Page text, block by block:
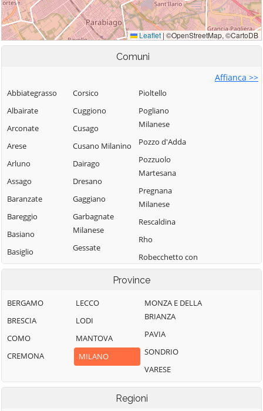
Comuni
Affianca >>
Abbiategrasso
Albairate
Arconate
Arese
Arluno
Assago
Baranzate
Bareggio
Basiano
Basiglio
Bellinzago
Bernate Ticino
Besate
Binasco
Boffalora sopra
Bollate
Corsico
Cuggiono
Cusago
Cusano Milanino
Dairago
Dresano
Gaggiano
Garbagnate
Milanese
Gessate
Gorgonzola
Gudo Visconti
Inveruno
Inzago
Lacchiarella
Legnano
Pioltello
Pogliano
Milanese
Pozzo d'Adda
Pozzuolo
Martesana
Pregnana
Milanese
Rescaldina
Rho
Robecchetto con
Induno
Naviglio
Rodano
Rosate
Rozzano
San Colombano
al Lambro
San Donato
Province
BERGAMO
BRESCIA
COMO
CREMONA
LECCO
LODI
MANTOVA
MILANO
MONZA E DELLA
BRIANZA
PAVIA
SONDRIO
VARESE
Regioni